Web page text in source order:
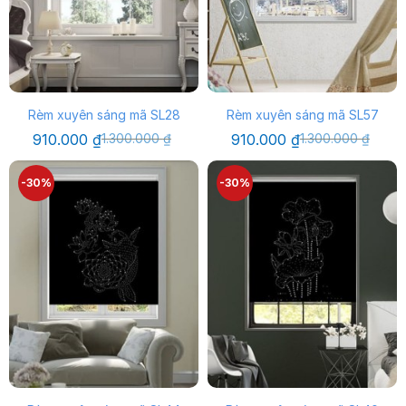
Rèm xuyên sáng mã SL28
1.300.000₫
Giá
là:
1.300.000 ₫.
910.000 ₫Giá
tại
là:
Rèm xuyên sáng mã SL57
1.300.000₫
Giá
1.300.000 ₫.
910.000 ₫Giá
là:
910.000 ₫.
-30% -30%